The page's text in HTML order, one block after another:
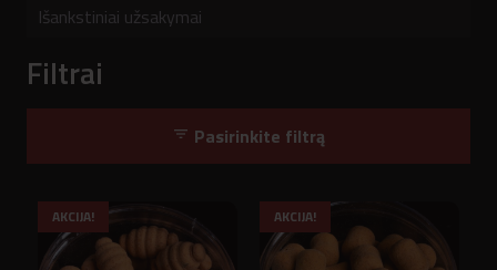
Išankstiniai užsakymai
Filtrai
filter_list Pasirinkite filtrą
AKCIJA! AKCIJA!